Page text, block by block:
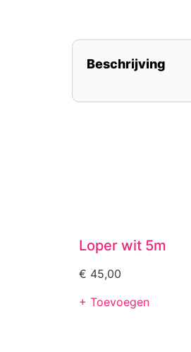
Beschrijving
Loper wit 5m
€ 45,00
+ Toevoegen